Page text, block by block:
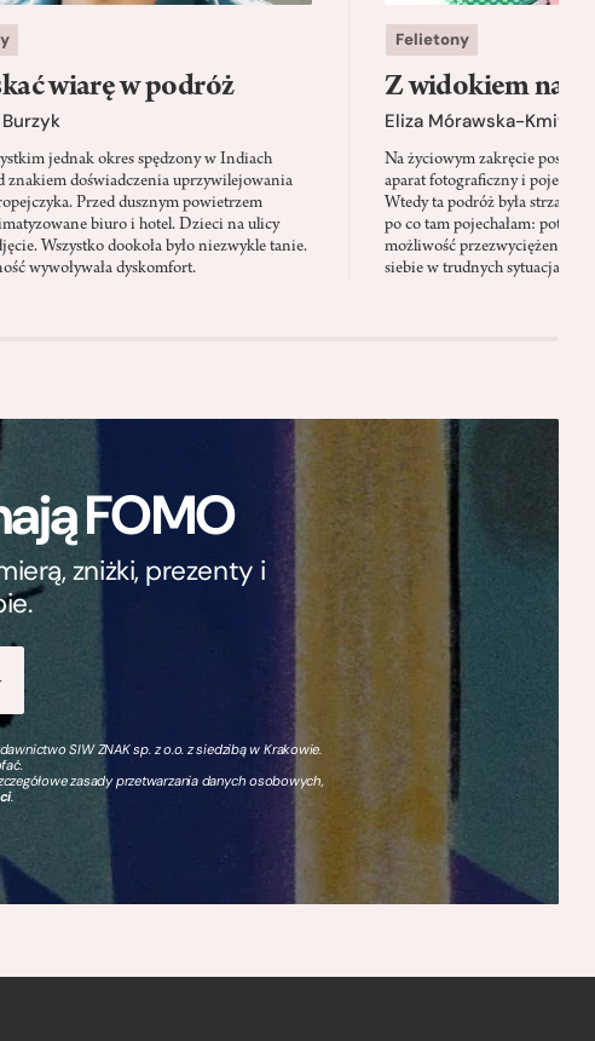
wiarę w podróż
jednak okres spędzony w Indiach
znakiem doświadczenia uprzywilejowania
Przed dusznym powietrzem
biuro i hotel. Dzieci na ulicy
Wszystko dookoła było niezwykle tanie.
wywoływała dyskomfort.
Felietony
Z widokiem na
Eliza Mórawska-Kmita
Na życiowym zakręcie
aparat fotograficzny i
Wtedy ta podróż była
po co tam pojechałam:
możliwość przezwyciężenia
siebie w trudnych sytuacjach
FOMO
zniżki, prezenty i
SIW ZNAK sp. z o.o. z siedzibą w Krakowie.
zasady przetwarzania danych osobowych,
.